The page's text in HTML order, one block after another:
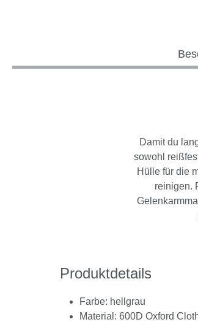
Damit du
sowohl
Hülle für die
reinigen.
Produktdetails
Farbe: hellgrau
Material: 600D Oxford